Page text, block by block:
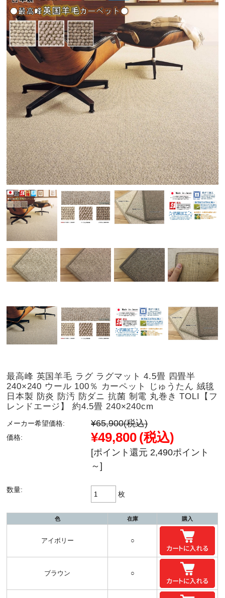
最高峰 英国羊毛 ラグ ラグマット 4.5畳 四畳半
240×240 ウール 100％ カーペット じゅうたん 絨毯
日本製 防炎 防汚 防ダニ 抗菌 制電 丸巻き TOLI【フ
レンドエージ】 約4.5畳 240×240cm
メーカー希望価格: ¥65,900(税込)
価格: ¥49,800 (税込)
[ポイント還元 2,490ポイント
～]
数量:
枚
色 在庫 購入
アイボリー ○
ブラウン ○